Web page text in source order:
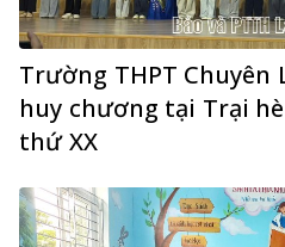
Trường THPT Chuyên
huy chương tại Trại
thứ XX